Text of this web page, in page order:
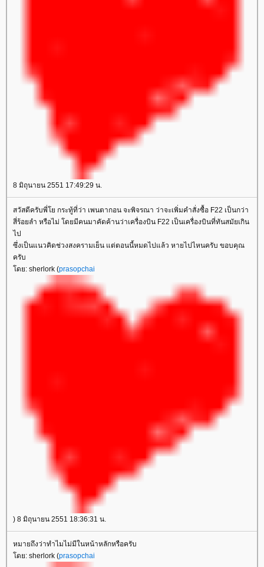
8 มิถุนายน 2551 17:49:29 น.
สวัสดีครับพี่โย กระทู้ที่ว่า เพนตากอน จะพิจรณา ว่าจะเพิ่มคำสั่งซื้อ F22 เป็นกว่า
สี่ร้อยลำ หรือไม่ โดยมีคนมาคัดค้านว่าเครื่องบิน F22 เป็นเครื่องบินที่ทันสมัยเกิน
ไป
ซึ่งเป็นแนวคิดช่วงสงครามเย็น แต่ตอนนี้หมดไปแล้ว หายไปไหนครับ ขอบคุณ
ครับ
ดย: sherlork (prasopchai
) 8 มิถุนายน 2551 18:36:31 น.
หมายถึงว่าทำไมไม่มีในหน้าหลักหรือครับ
ดย: sherlork (prasopchai